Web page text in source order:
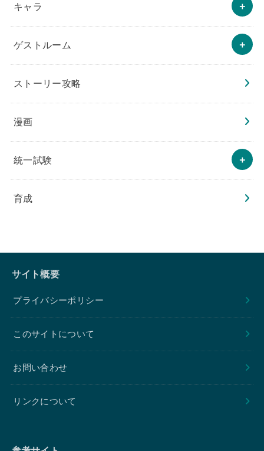
キャラ
ゲストルーム
ストーリー攻略
漫画
統一試験
育成
サイト概要
プライバシーポリシー
このサイトについて
お問い合わせ
リンクについて